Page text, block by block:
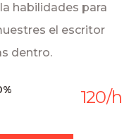
habilidades para
el escritor
dentro.
120/h